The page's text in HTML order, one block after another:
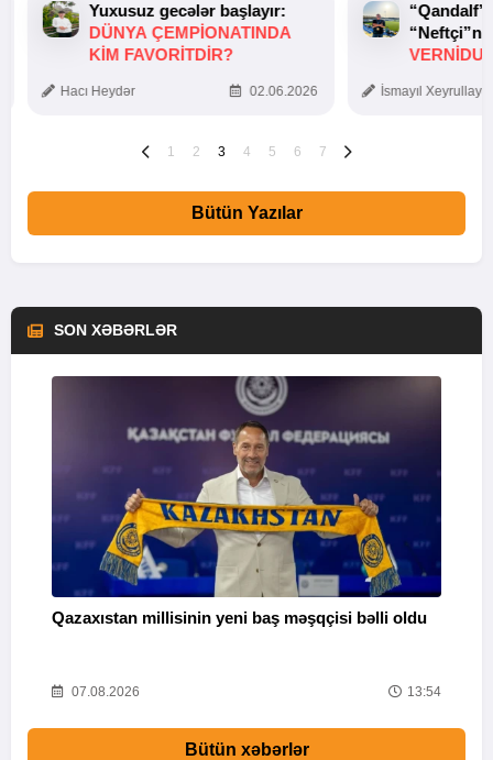
Yuxusuz gecələr başlayır:
DÜNYA ÇEMPIONATINDA
KIM FAVORITDIR?
Hacı Heydər 02.06.2026 İsmayıl
1 2 3 4 5 6 7
Bütün Yazılar
SON XƏBƏRLƏR
Qazaxıstan millisinin yeni baş məşqçisi bəlli oldu
07.08.2026 13:54
Bütün xəbərlər